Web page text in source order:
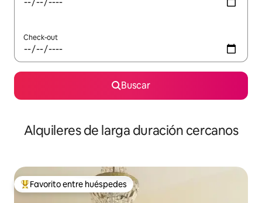
Check-out
Buscar
Alquileres de larga duración cercanos
Favorito entre los huéspedes más destacados
Favorito entre huéspedes